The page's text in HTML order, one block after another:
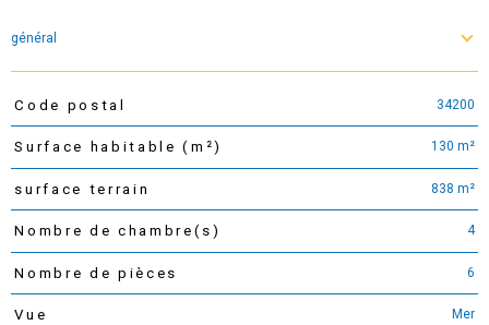
général
TRAD_PAMPERO_Caracteristique
Code postal 34200
Surface habitable (m²) 130 m²
surface terrain 838 m²
Nombre de chambre(s) 4
Nombre de pièces 6
Vue Mer